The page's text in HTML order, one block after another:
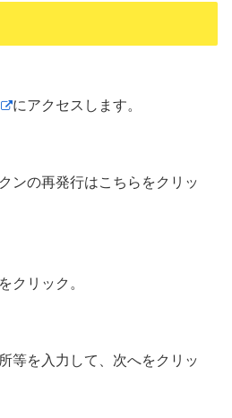
にアクセスします。
ンの再発行はこちらをクリッ
クリック。
等を入力して、次へをクリッ